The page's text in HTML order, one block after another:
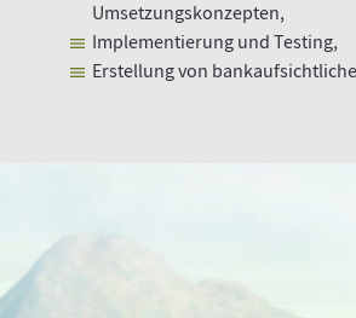
Umsetzungskonzepten,
Implementierung und Testing,
Erstellung von